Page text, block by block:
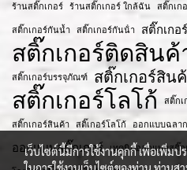
ร้านสติ๊กเกอร์ ร้านสติ๊กเกอร์ ใกล้ฉัน สติ๊กเก
สติ๊กเกอร์กันน้ำ สติ๊กเกอร์กันน้ํา สติ๊กเกอ
สติ๊กเกอร์ติดสินค้
สติ๊กเกอร์บรรจุภัณฑ์ สติ๊กเกอร์สิน
สติ๊กเกอร์โลโก้ สติ๊กเ
สติ๊กเกอร​์สินค้า สติ๊เกอร์โลโก้ ออกแบบฉลา
ออกแบบสติ๊กเกอร์ เทคนิคออกแบบสติ๊ก
เว็บไซต์นี้มีการใช้งานคุกกี้ เพื่อเพิ่ม